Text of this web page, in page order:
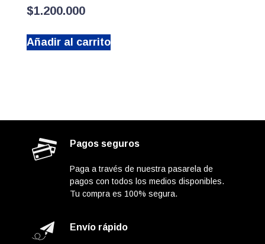
original
$1.700.000.
$1.200.000El
es:
Añadir al carrito
Pagos seguros
Paga a través de nuestra pasarela de
pagos con todos los medios disponibles.
Tu compra es 100% segura.
Envío rápido